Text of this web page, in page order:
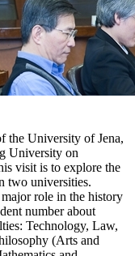
the University of Jena,
University on
visit is to explore the
two universities.
role in the history
number about
Technology, Law,
(Arts and